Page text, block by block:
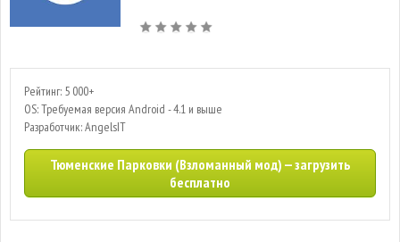
Рейтинг: 5 000+
OS: Требуемая версия Android - 4.1 и выше
Разработчик: AngelsIT
Тюменские Парковки (Взломанный мод) — загрузить
бесплатно